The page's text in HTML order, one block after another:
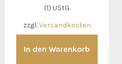
(1) UStG.
zzgl.Versandkosten
In den Warenkorb